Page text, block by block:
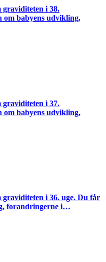
i 38.
om babyens udvikling,
i 37.
om babyens udvikling,
i 36. uge. Du får
forandringerne i…